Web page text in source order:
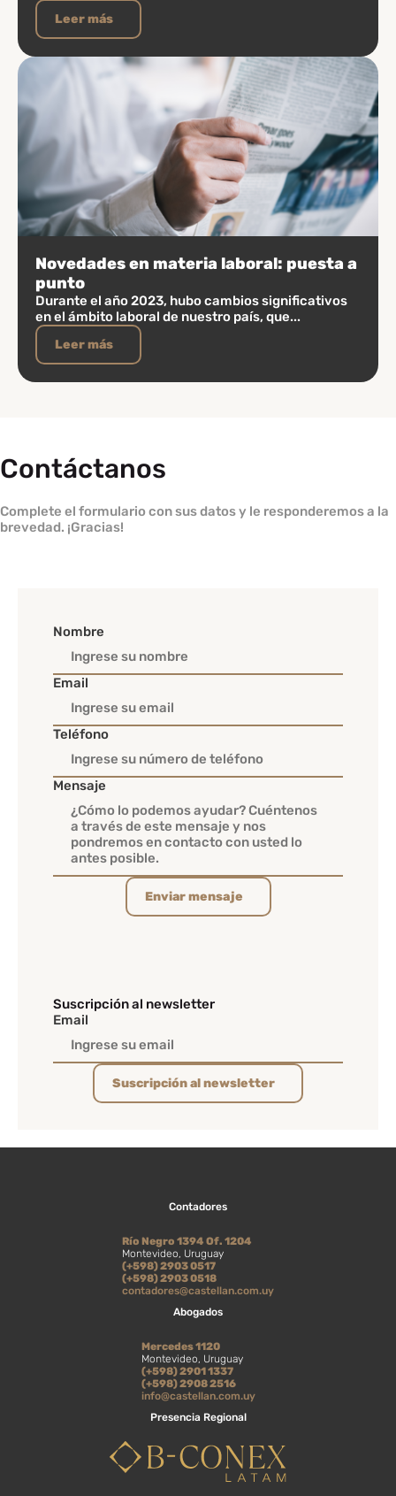
Leer más
Novedades en materia laboral: puesta a
punto
Durante el año 2023, hubo cambios significativos
en el ámbito laboral de nuestro país, que...
Leer más
Contáctanos
Complete el formulario con sus datos y le responderemos a la
brevedad. ¡Gracias!
Nombre
Email
Teléfono
Mensaje
Enviar mensaje
Suscripción al newsletter
Email
Suscripción al newsletter
Presencia Regional
Abogados
Mercedes 1120
Montevideo, Uruguay
(+598) 2901 1337
(+598) 2908 2516
info@castellan.com.uy
Contadores
Río Negro 1394 Of. 1204
Montevideo, Uruguay
(+598) 2903 0517
(+598) 2903 0518
contadores@castellan.com.uy